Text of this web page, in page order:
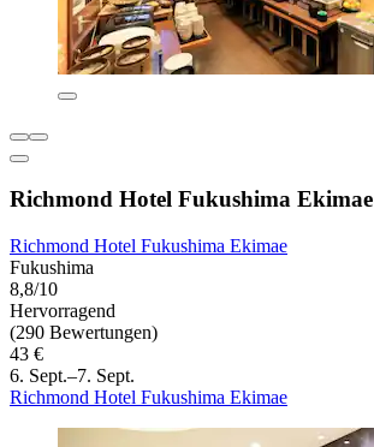
Richmond Hotel Fukushima Ekimae
Richmond Hotel Fukushima Ekimae
Fukushima
8,8/10
Hervorragend
(290 Bewertungen)
43 €
6. Sept.–7. Sept.
Richmond Hotel Fukushima Ekimae